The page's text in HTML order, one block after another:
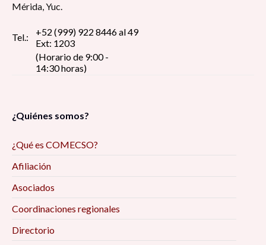
Mérida, Yuc.
Tel.:
+52 (999) 922 8446 al 49
Ext: 1203
(Horario de 9:00 -
14:30 horas)
¿Quiénes somos?
¿Qué es COMECSO?
Afiliación
Asociados
Coordinaciones regionales
Directorio